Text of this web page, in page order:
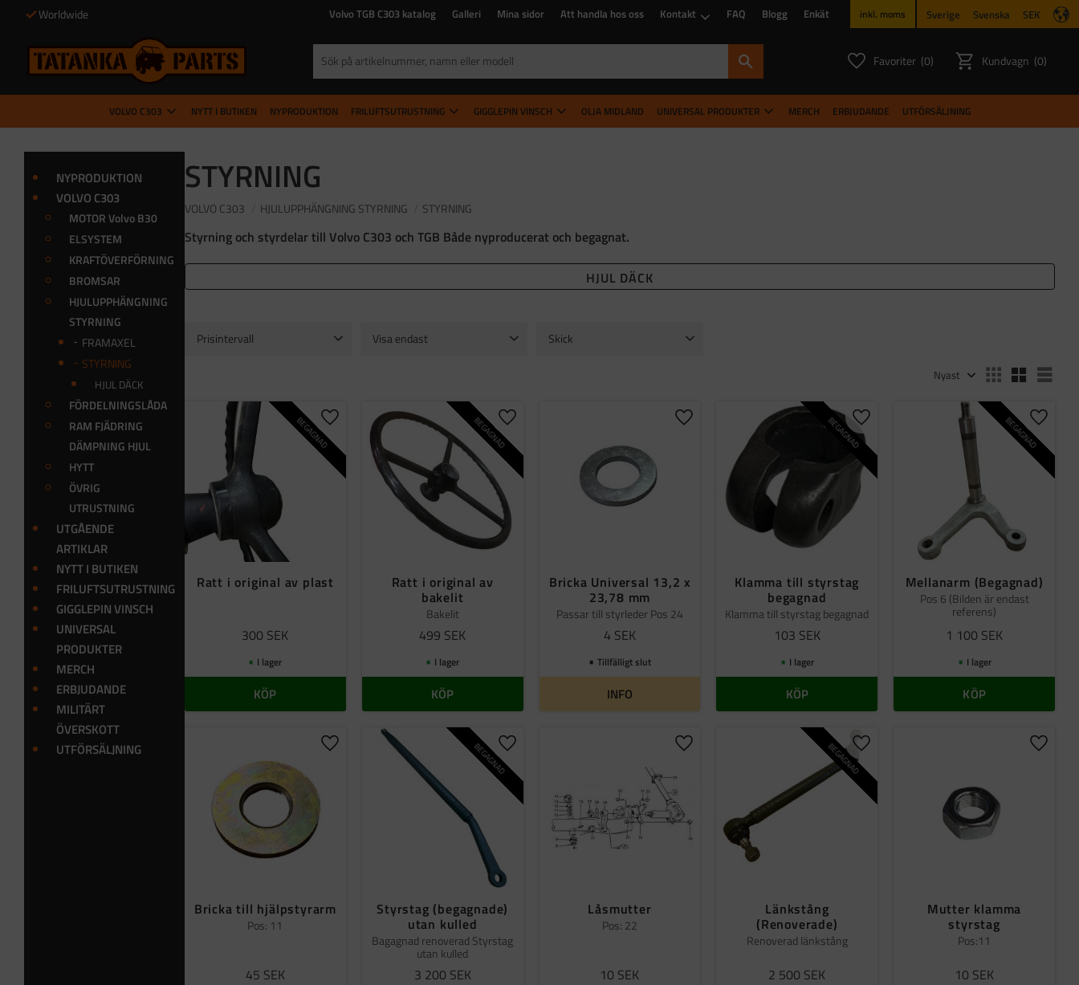
Worldwide Volvo TGB C303 katalog Galleri Mina sidor Att handla hos oss Kontakt FAQ Blogg Enkät inkl. moms Sverige Svenska SEK
FavoriterANTAL FAVORITER:
0 Kundvagn ANTAL
0
VOLVO C303 NYTT I BUTIKEN NYPRODUKTION FRILUFTSUTRUSTNING GIGGLEPIN VINSCH OLJA MIDLAND UNIVERSAL PRODUKTER MERCH ERBJUDANDE UTFÖRSÄLJNING
STYRNING
VOLVO C303 HJULUPPHÄNGNING STYRNING STYRNING
Styrning och styrdelar till Volvo C303 och TGB Både nyproducerat och begagnat.
HJUL DÄCK
Prisintervall Visa endast Skick
Ratt i original av plast
300 SEK
BEGAGNADLägg till i favoriter
I lager
KÖP
Ratt i original av
bakelit
Bakelit
499 SEK
BEGAGNADLägg till i favoriter
I lager
KÖP
Bricka Universal 13,2 x
23,78 mm
Passar till styrleder Pos 24
4 SEK
Lägg till i favoriter
Tillfälligt slut
INFO
Klamma till styrstag
begagnad
Klamma till styrstag begagnad
103 SEK
BEGAGNADLägg till i favoriter
I lager
KÖP
Mellanarm (Begagnad)
Pos 6 (Bilden är endast
referens)
1 100 SEK
BEGAGNADLägg
I lager
KÖP
Bricka till hjälpstyrarm
Pos: 11
45 SEK
Lägg till i favoriter
Styrstag (begagnade)
utan kulled
Bagagnad renoverad Styrstag
utan kulled
3 200 SEK
BEGAGNADLägg till i favoriter
Låsmutter
Pos: 22
10 SEK
Lägg till i favoriter
Länkstång
(Renoverade)
Renoverad länkstång
2 500 SEK
BEGAGNADLägg till i favoriter
Mutter klamma
styrstag
Pos:11
10 SEK
Lägg
NYPRODUKTION
VOLVO C303
MOTOR Volvo B30
ELSYSTEM
KRAFTÖVERFÖRNING
BROMSAR
HJULUPPHÄNGNING
STYRNING
FRAMAXEL
STYRNING
HJUL DÄCK
FÖRDELNINGSLÅDA
RAM FJÄDRING
DÄMPNING HJUL
HYTT
ÖVRIG
UTRUSTNING
UTGÅENDE
ARTIKLAR
NYTT I BUTIKEN
FRILUFTSUTRUSTNING
GIGGLEPIN VINSCH
UNIVERSAL
PRODUKTER
MERCH
ERBJUDANDE
MILITÄRT
ÖVERSKOTT
UTFÖRSÄLJNING